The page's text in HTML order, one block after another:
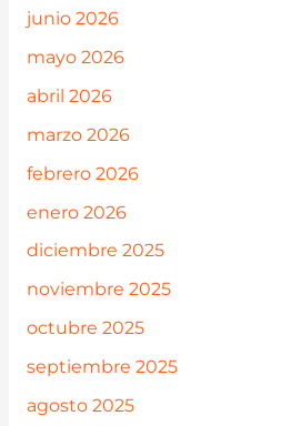
junio 2026
mayo 2026
abril 2026
marzo 2026
febrero 2026
enero 2026
diciembre 2025
noviembre 2025
octubre 2025
septiembre 2025
agosto 2025